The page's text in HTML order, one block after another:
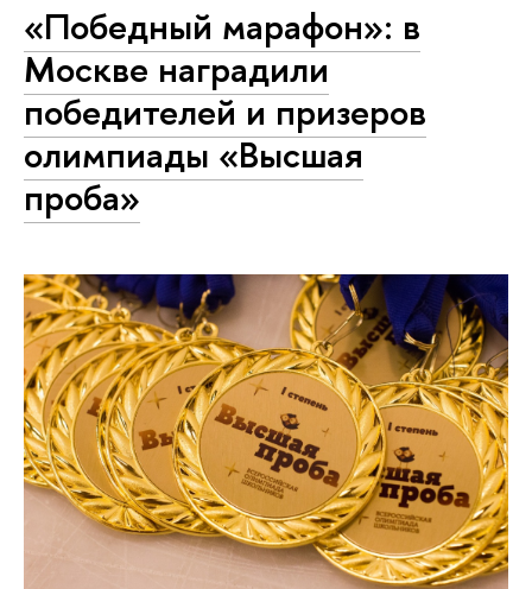
«Победный марафон»: в
Москве наградили
победителей и призеров
олимпиады «Высшая
проба»